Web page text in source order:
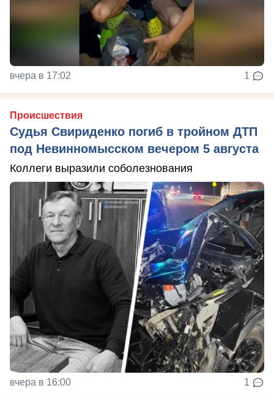
вчера в 17:02 1
Происшествия
Судья Свириденко погиб в тройном ДТП
под Невинномысском вечером 5 августа
Коллеги выразили соболезнования
вчера в 16:00 1